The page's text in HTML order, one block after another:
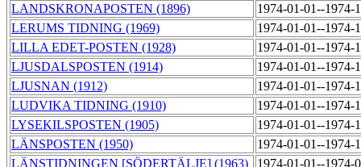
LANDSKRONAPOSTEN (1896)
1974-01-01--1974-
LERUMS TIDNING (1969)
1974-01-01--1974-
LILLA EDET-POSTEN (1928)
1974-01-01--1974-
LJUSDALSPOSTEN (1914)
1974-01-01--1974-
LJUSNAN (1912)
1974-01-01--1974-
LUDVIKA TIDNING (1910)
1974-01-01--1974-
LYSEKILSPOSTEN (1905)
1974-01-01--1974-
LÄNSPOSTEN (1950)
1974-01-01--1974-
LÄNSTIDNINGEN [SÖDERTÄLJE] (1963)
1974-01-01--1974-